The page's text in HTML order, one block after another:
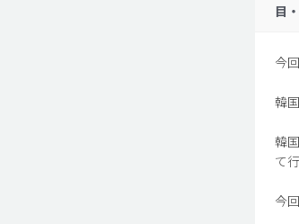
目
今
韓
韓
て
今